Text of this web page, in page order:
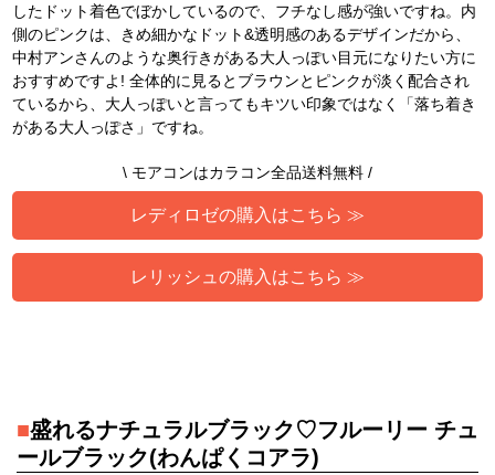
したドット着色でぼかしているので、フチなし感が強いですね。内
側のピンクは、きめ細かなドット&透明感のあるデザインだから、
中村アンさんのような奥行きがある大人っぽい目元になりたい方に
おすすめですよ! 全体的に見るとブラウンとピンクが淡く配合され
ているから、大人っぽいと言ってもキツい印象ではなく「落ち着き
がある大人っぽさ」ですね。
\ モアコンはカラコン全品送料無料 /
レディロゼの購入はこちら ≫
レリッシュの購入はこちら ≫
■盛れるナチュラルブラック♡フルーリー チュ
ールブラック(わんぱくコアラ)